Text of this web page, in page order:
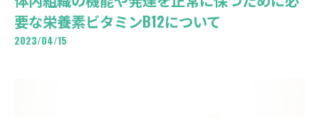
要な栄養素ビタミンB12について
2023/04/15